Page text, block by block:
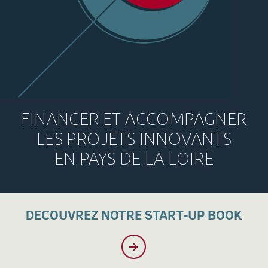
FINANCER ET ACCOMPAGNER
LES PROJETS INNOVANTS
EN PAYS DE LA LOIRE
DECOUVREZ NOTRE START-UP BOOK